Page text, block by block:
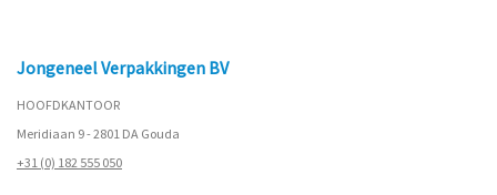
Jongeneel Verpakkingen BV
HOOFDKANTOOR
Meridiaan 9 - 2801 DA Gouda
+31 (0) 182 555 050